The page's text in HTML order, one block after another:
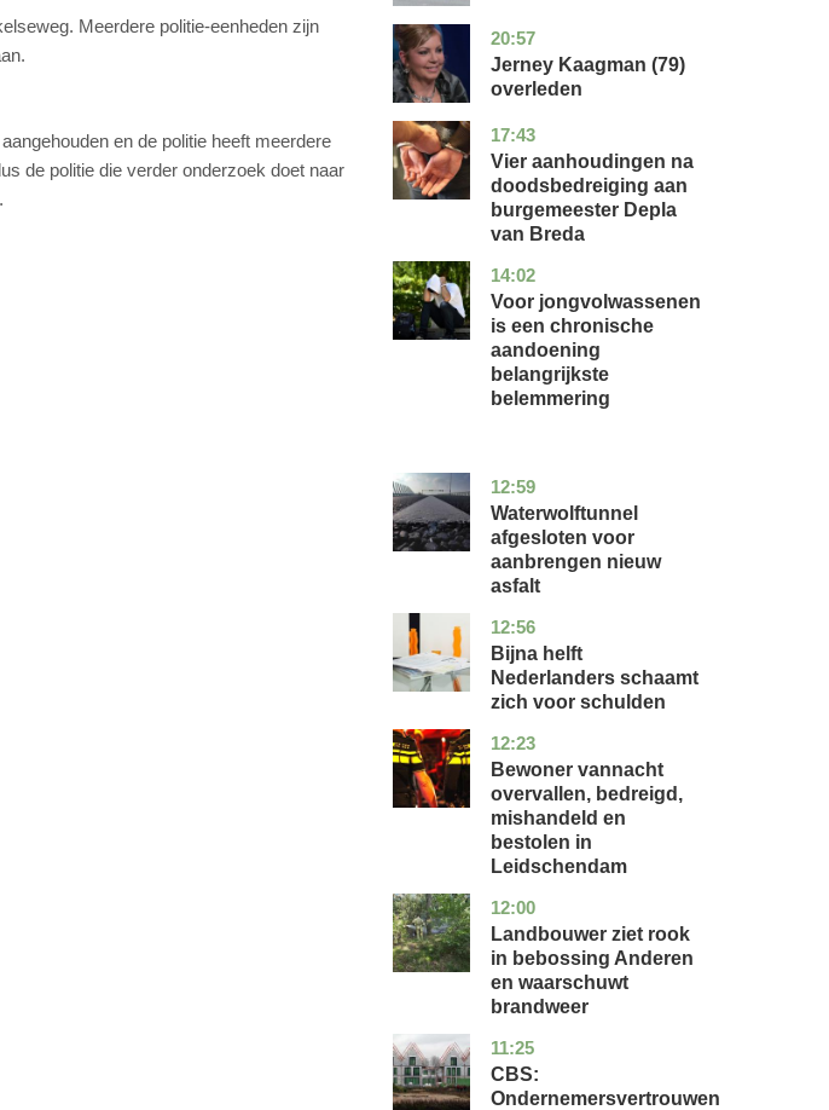
Meerdere politie-eenheden zijn
en de politie heeft meerdere
de politie die verder onderzoek doet naar
20:57
noord-
glossy
Jerney Kaagman (79)
overleden
17:43
noord-
brabant
nieuws
Vier aanhoudingen na
doodsbedreiging aan
burgemeester Depla
van Breda
14:02
utrecht
gezondheid
Voor jongvolwassenen
is een chronische
aandoening
belangrijkste
belemmering
12:59
noord-
holland
nieuws
Waterwolftunnel
afgesloten voor
aanbrengen nieuw
asfalt
12:56
noord-
holland
economie
Bijna helft
Nederlanders schaamt
zich voor schulden
12:23
zuid-
holland
nieuws
Bewoner vannacht
overvallen, bedreigd,
mishandeld en
bestolen in
Leidschendam
12:00
drenthe
nieuws
Landbouwer ziet rook
in bebossing Anderen
en waarschuwt
brandweer
11:25
zuid-
holland
economie
CBS:
Ondernemersvertrouwen